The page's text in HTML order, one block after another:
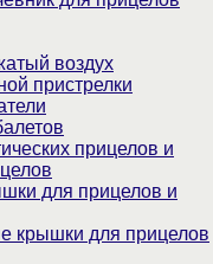
воздух
пристрелки
прицелов и
для прицелов и
крышки для прицелов